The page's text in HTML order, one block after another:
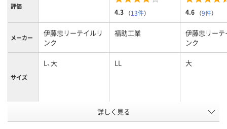
評価
4.3 （13件） 4.6 （9件）
メーカー
伊藤忠リーテイルリ
ンク
福助工業
伊藤忠リーテ
ンク
サイズ
L、大 LL 大
ホワイト系 ホワイト系
詳しく見る